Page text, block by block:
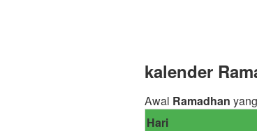
kalender
Awal Ramadhan
Hari